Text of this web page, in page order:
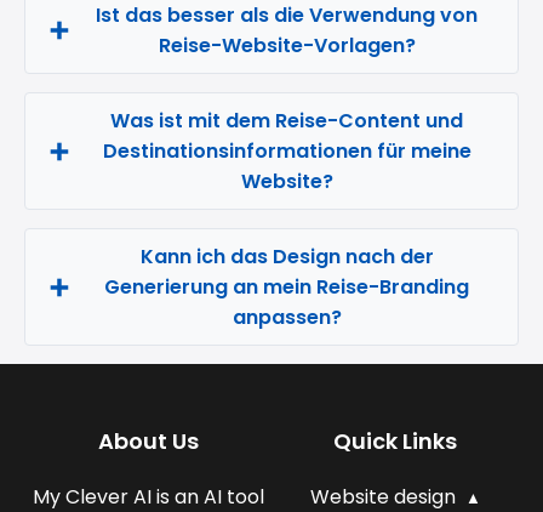
Ist das besser als die Verwendung von
Reise-Website-Vorlagen?
Was ist mit dem Reise-Content und
Destinationsinformationen für meine
Website?
Kann ich das Design nach der
Generierung an mein Reise-Branding
anpassen?
About Us
My Clever AI is an AI tool
Quick Links
Website design